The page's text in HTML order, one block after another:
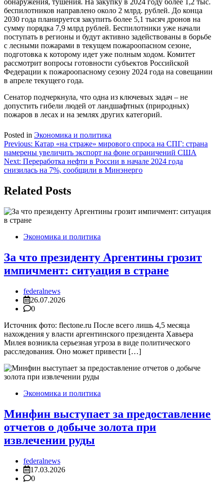
обнаружения, тушения. На закупку в 2024 году более 1,2 тыс.
беспилотников направлено около 2 млрд. рублей. До конца
2030 года планируется закупить более 5,1 тысяч дронов на
сумму порядка 7,9 млрд рублей. Беспилотники уже начали
поступать в регионы и будут активно задействованы в борьбе
с лесными пожарами в текущем пожароопасном сезоне,
подготовка к которому идет уже полным ходом. Комитет
рассмотрит вопросы готовности субъектов Российской
Федерации к пожароопасному сезону 2024 года на совещании
в апреле текущего года.
Сенатор подчеркнула, что одна из ключевых задач – не
допустить гибели людей от ландшафтных (природных)
пожаров в лесах и на землях других категорий.
Posted in Экономика и политика
Навигация
по
записям
Previous: Катар «на страже» мирового спроса на СПГ: страна
намерены увеличить экспорт на фоне ограничений США
Next: Переработка нефти в России в начале 2024 года
снизилась на 7%, сообщили в Минэнерго
Related Posts
Экономика и политика
За что президенту Аргентины грозит
импичмент: ситуация в стране
federalnews
26.07.2026
0
Источник фото: flectone.ru После всего лишь 4,5 месяца
нахождения у власти аргентинского президента Хавьера
Милея возникла серьезная угроза в виде политического
расследования. Оно может привести […]
Экономика и политика
Минфин выступает за предоставление
отчетов о добыче золота при
извлечении руды
federalnews
17.03.2026
0